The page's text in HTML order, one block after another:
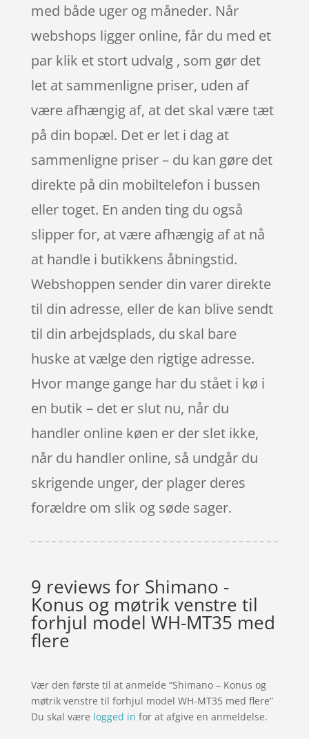
med både uger og måneder. Når
webshops ligger online, får du med et
par klik et stort udvalg , som gør det
let at sammenligne priser, uden af
være afhængig af, at det skal være tæt
på din bopæl. Det er let i dag at
sammenligne priser – du kan gøre det
direkte på din mobiltelefon i bussen
eller toget. En anden ting du også
slipper for, at være afhængig af at nå
at handle i butikkens åbningstid.
Webshoppen sender din varer direkte
til din adresse, eller de kan blive sendt
til din arbejdsplads, du skal bare
huske at vælge den rigtige adresse.
Hvor mange gange har du stået i kø i
en butik – det er slut nu, når du
handler online køen er der slet ikke,
når du handler online, så undgår du
skrigende unger, der plager deres
forældre om slik og søde sager.
9 reviews for Shimano -
Konus og møtrik venstre til
forhjul model WH-MT35 med
flere
Vær den første til at anmelde “Shimano – Konus og
møtrik venstre til forhjul model WH-MT35 med flere”
Du skal være logged in for at afgive en anmeldelse.